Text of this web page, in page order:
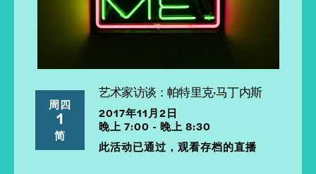
周四
1
简
艺术家访谈：帕特里克·马丁内斯
2017年11月2日
晚上 7:00 - 晚上 8:30
此活动已通过，观看存档的直播